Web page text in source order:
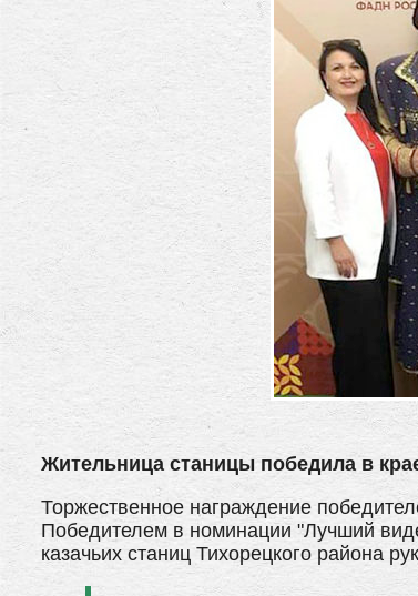
Жительница станицы победила в
Торжественное награждение
Победителем в номинации "Лучший
казачьих станиц Тихорецкого района